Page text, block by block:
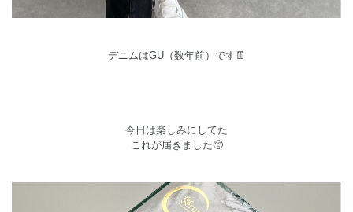
デニムはGU（数年前）です👖
今日は楽しみにしてた
これが届きました🥺